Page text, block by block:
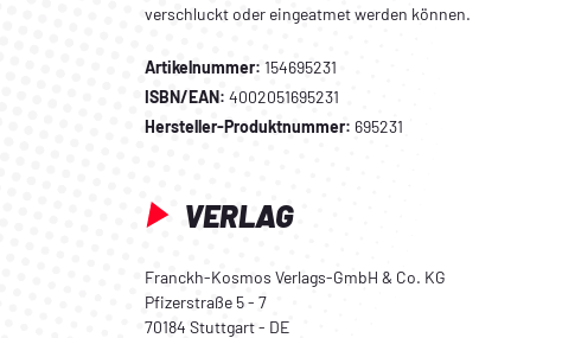
verschluckt oder eingeatmet werden können.
Artikelnummer: 154695231
ISBN/EAN: 4002051695231
Hersteller-Produktnummer: 695231
VERLAG
Franckh-Kosmos Verlags-GmbH & Co. KG
Pfizerstraße 5 - 7
70184 Stuttgart - DE